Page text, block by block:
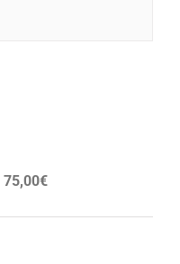
75,00€